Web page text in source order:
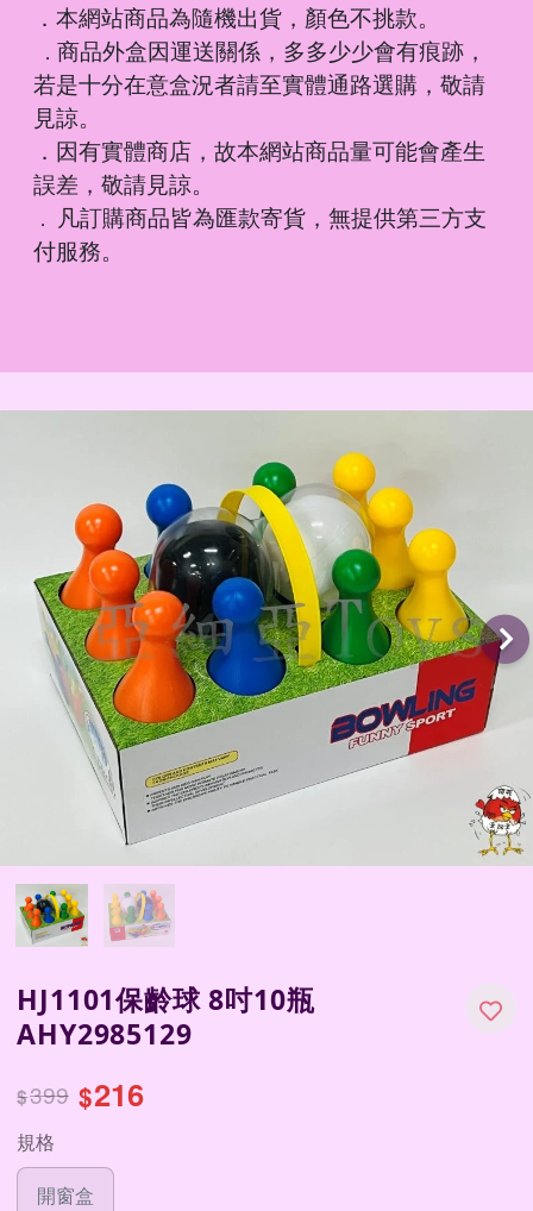
．本網站商品為隨機出貨，顏色不挑款。
． 商品外盒因運送關係，多多少少會有痕跡，
若是十分在意盒況者請至實體通路選購，敬請
見諒。
．因有實體商店，故本網站商品量可能會產生
誤差，敬請見諒。
． 凡訂購商品皆為匯款寄貨，無提供第三方支
付服務。
HJ1101保齡球 8吋10瓶
AHY2985129
$399 $216
規格
開窗盒